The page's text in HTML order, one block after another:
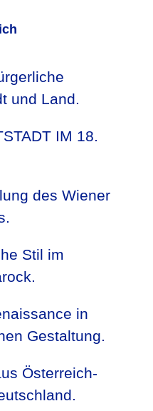
und Land.
IM 18.
des Wiener
Stil im
in
Gestaltung.
Österreich-